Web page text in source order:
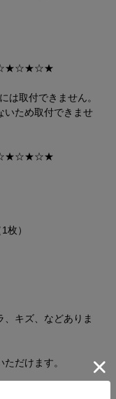
は取付できません。
いため取付できませ
枚）
キズ、などありま
だけます。